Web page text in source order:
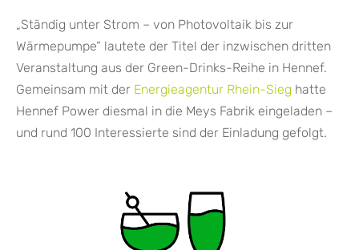
„Ständig unter Strom – von Photovoltaik bis zur
Wärmepumpe“ lautete der Titel der inzwischen dritten
Veranstaltung aus der Green-Drinks-Reihe in Hennef.
Gemeinsam mit der Energieagentur Rhein-Sieg hatte
Hennef Power diesmal in die Meys Fabrik eingeladen –
und rund 100 Interessierte sind der Einladung gefolgt.